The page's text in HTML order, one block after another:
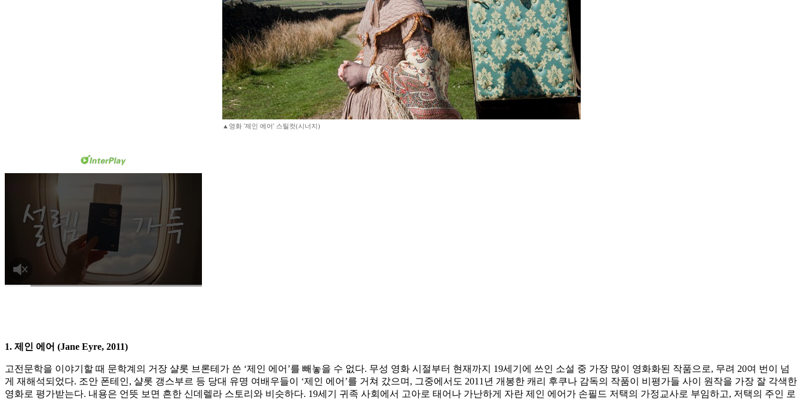
▲영화 '제인 에어' 스틸컷(시너지)
1. 제인 에어 (Jane Eyre, 2011)
고전문학을 이야기할 때 문학계의 거장 샬롯 브론테가 쓴 ‘제인 에어’를 빼놓을 수 없다. 무성 영화 시절부터 현재까지 19세기에 쓰인 소설 중 가장 많이 영화화된 작품으로, 무려 20여 번이 넘
게 재해석되었다. 조안 폰테인, 샬롯 갱스부르 등 당대 유명 여배우들이 ‘제인 에어’를 거쳐 갔으며, 그중에서도 2011년 개봉한 캐리 후쿠나 감독의 작품이 비평가들 사이 원작을 가장 잘 각색한
영화로 평가받는다. 내용은 언뜻 보면 흔한 신데렐라 스토리와 비슷하다. 19세기 귀족 사회에서 고아로 태어나 가난하게 자란 제인 에어가 손필드 저택의 가정교사로 부임하고, 저택의 주인 로